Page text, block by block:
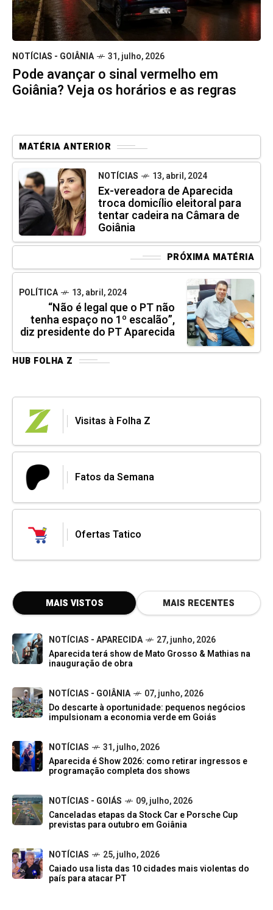
NOTÍCIAS - GOIÂNIA 31, julho, 2026
Pode avançar o sinal vermelho em
Goiânia? Veja os horários e as regras
MATÉRIA ANTERIOR
NOTÍCIAS 13, abril, 2024
Ex-vereadora de Aparecida
troca domicílio eleitoral para
tentar cadeira na Câmara de
Goiânia
PRÓXIMA MATÉRIA
POLÍTICA 13, abril, 2024
“Não é legal que o PT não
tenha espaço no 1º escalão”,
diz presidente do PT Aparecida
HUB FOLHA Z
Visitas à Folha Z
Fatos da Semana
Ofertas Tatico
MAIS VISTOS MAIS RECENTES
NOTÍCIAS - APARECIDA
27, junho, 2026
Aparecida terá show de Mato Grosso & Mathias na
inauguração de obra
NOTÍCIAS - GOIÂNIA
07, junho, 2026
Do descarte à oportunidade: pequenos negócios
impulsionam a economia verde em Goiás
NOTÍCIAS
31, julho, 2026
Aparecida é Show 2026: como retirar ingressos e
programação completa dos shows
NOTÍCIAS - GOIÁS
09, julho, 2026
Canceladas etapas da Stock Car e Porsche Cup
previstas para outubro em Goiânia
NOTÍCIAS
25, julho, 2026
Caiado usa lista das 10 cidades mais violentas do
país para atacar PT